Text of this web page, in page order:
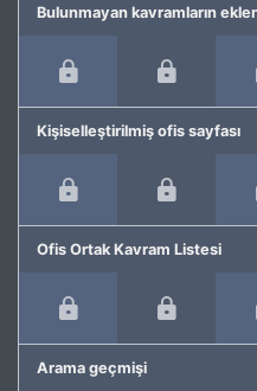
Bulunmayan kavramların
Kişiselleştirilmiş ofis sayfası
Ofis Ortak Kavram Listesi
Arama geçmişi